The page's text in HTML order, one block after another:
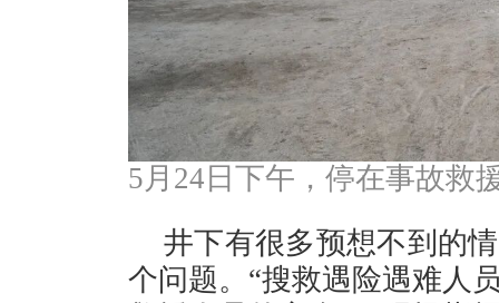
5月24日下午，停在事故救
井下有很多预想不到的
个问题。“搜救遇险遇难人